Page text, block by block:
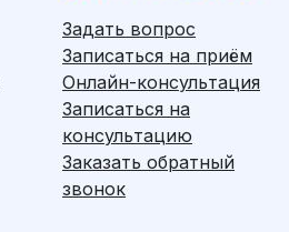
Задать вопрос
Записаться на приём
Онлайн-консультация
Записаться на
консультацию
Заказать обратный
звонок